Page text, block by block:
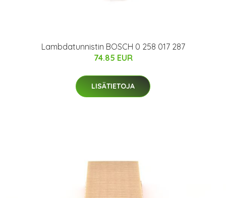
Lambdatunnistin BOSCH 0 258 017 287
74.85 EUR
LISÄTIETOJA